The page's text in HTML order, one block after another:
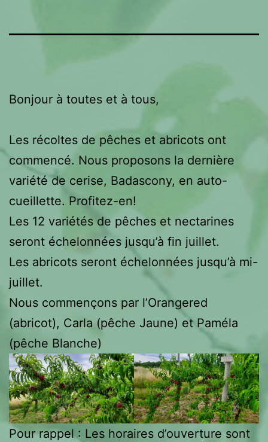
Bonjour à toutes et à tous,
Les récoltes de pêches et abricots ont
commencé. Nous proposons la dernière
variété de cerise, Badascony, en auto-
cueillette. Profitez-en!
Les 12 variétés de pêches et nectarines
seront échelonnées jusqu’à fin juillet.
Les abricots seront échelonnées jusqu’à mi-
juillet.
Nous commençons par l’Orangered
(abricot), Carla (pêche Jaune) et Paméla
(pêche Blanche)
Pour rappel : Les horaires d’ouverture sont